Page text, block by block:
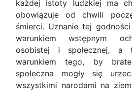
każdej istoty ludzkiej ma
obowiązuje od chwili
śmierci. Uznanie tej
warunkiem wstępnym
osobistej i społecznej, a
warunkiem tego, by
społeczna mogły się
wszystkimi narodami na